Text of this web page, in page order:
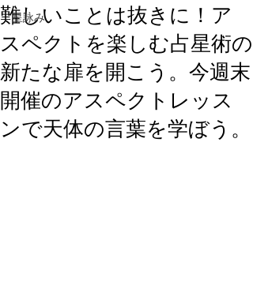
星詠み
難しいことは抜きに！ア
スペクトを楽しむ占星術の
新たな扉を開こう。今週末
開催のアスペクトレッス
ンで天体の言葉を学ぼう。